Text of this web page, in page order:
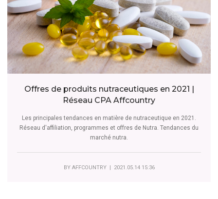
Offres de produits nutraceutiques en 2021 |
Réseau CPA Affcountry
Les principales tendances en matière de nutraceutique en 2021.
Réseau d'affiliation, programmes et offres de Nutra. Tendances du
marché nutra.
BY AFFCOUNTRY| 2021.05.14 15:36